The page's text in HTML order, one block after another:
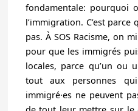
fondamentale: pourquoi
l’immigration. C’est
pas. À SOS Racisme, on
pour que les immigrés
locales, parce qu’un ou
tout aux personnes
immigré·es ne peuvent